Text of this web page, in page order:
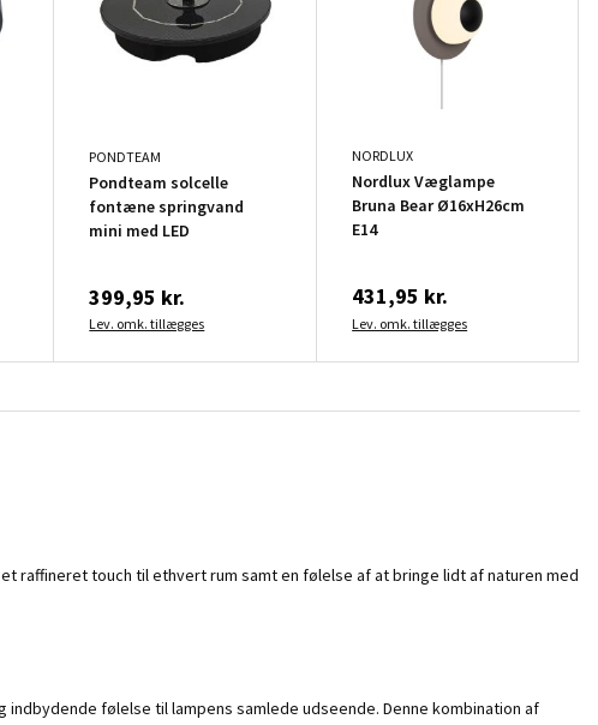
PONDTEAM
Pondteam solcelle
fontæne springvand
mini med LED
399,95 kr.
Lev. omk. tillægges
NORDLUX
Nordlux Væglampe
Bruna Bear Ø16xH26cm
E14
431,95 kr.
Lev. omk. tillægges
raffineret touch til ethvert rum samt en følelse af at bringe lidt af naturen med
følelse til lampens samlede udseende. Denne kombination af